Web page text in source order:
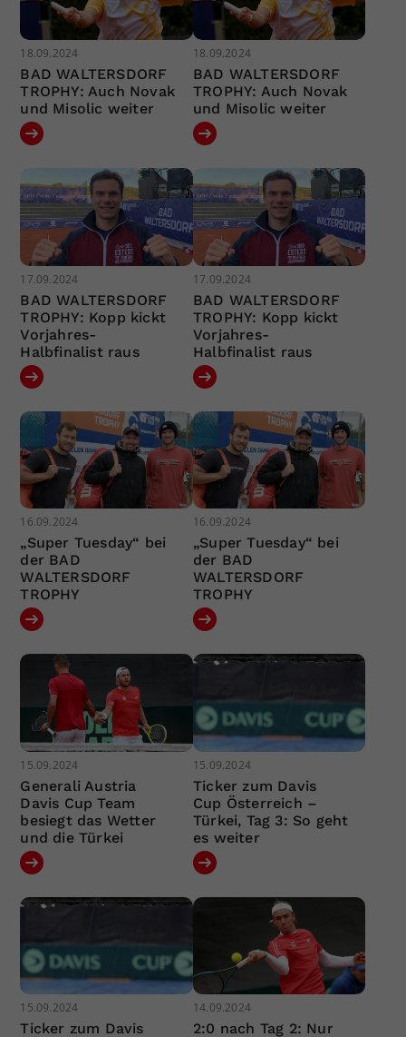
18.09.2024
BAD WALTERSDORF
TROPHY: Auch Novak
und Misolic weiter
18.09.2024
BAD WALTERSDORF
TROPHY: Auch Novak
und Misolic weiter
17.09.2024
BAD WALTERSDORF
TROPHY: Kopp kickt
Vorjahres-
Halbfinalist raus
17.09.2024
BAD WALTERSDORF
TROPHY: Kopp kickt
Vorjahres-
Halbfinalist raus
16.09.2024
„Super Tuesday“ bei
der BAD
WALTERSDORF
TROPHY
16.09.2024
„Super Tuesday“ bei
der BAD
WALTERSDORF
TROPHY
15.09.2024
Generali Austria
Davis Cup Team
besiegt das Wetter
und die Türkei
15.09.2024
Ticker zum Davis
Cup Österreich –
Türkei, Tag 3: So geht
es weiter
15.09.2024
Ticker zum Davis
14.09.2024
2:0 nach Tag 2: Nur